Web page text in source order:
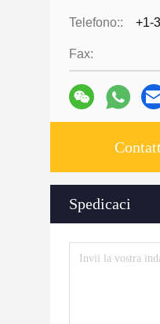
Telefono:: +1-
Fax:
Spedicaci